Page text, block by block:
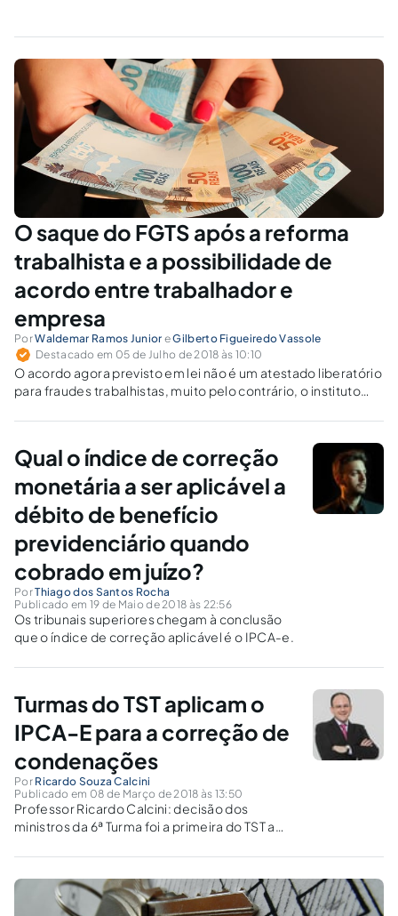
O saque do FGTS após a reforma
trabalhista e a possibilidade de
acordo entre trabalhador e
empresa
PorWaldemar Ramos Junior eGilberto Figueiredo Vassole
Destacado em 05 de Julho de 2018 às 10:10
O acordo agora previsto em lei não é um atestado liberatório
para fraudes trabalhistas, muito pelo contrário, o instituto
Qual o índice de correção
monetária a ser aplicável a
débito de benefício
previdenciário quando
cobrado em juízo?
PorThiago dos Santos Rocha
Publicado em 19 de Maio de 2018 às 22:56
Os tribunais superiores chegam à conclusão
que o índice de correção aplicável é o IPCA-e.
Turmas do TST aplicam o
IPCA-E para a correção de
condenações
Por Ricardo Souza Calcini
Publicado em 08 de Março de 2018 às 13:50
Professor Ricardo Calcini: decisão dos
ministros da 6ª Turma foi a primeira do TST a
aplicação do IPCA-E.